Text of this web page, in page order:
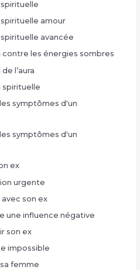
amour
avancée
les énergies sombres
l’aura
spirituelle
symptômes d'un
symptômes d'un
ex
urgente
son ex
une influence négative
son ex
impossible
femme